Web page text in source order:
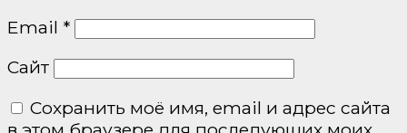
Email *
Сайт
Сохранить моё имя, email и адрес сайта